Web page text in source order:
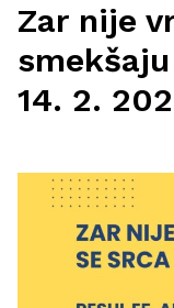
Zar nije
14. 2.